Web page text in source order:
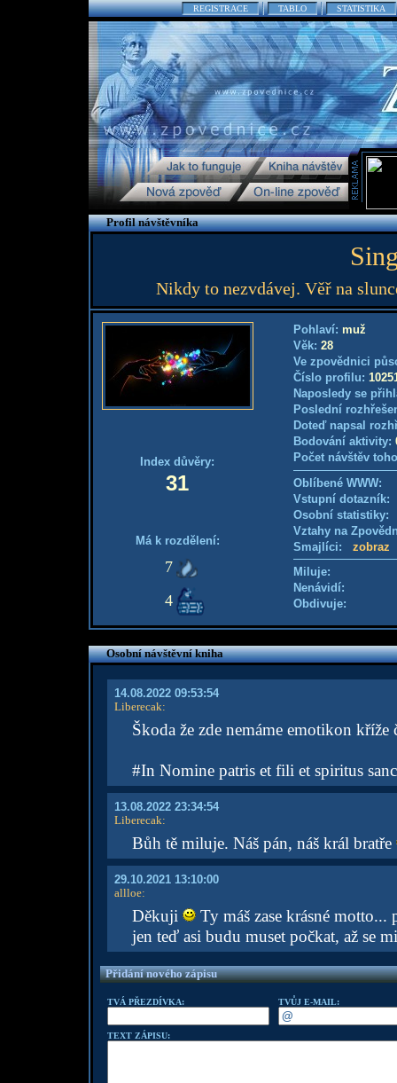
REGISTRACE TABLO STATISTIKA
Profil návštěvníka
Nikdy to nezvdávej. Věř na
Index důvěry:
31
Má k rozdělení:
7
4
Pohlaví: muž
Věk: 28
Ve zpovědnici
Číslo profilu:
Naposledy se
Poslední
Doteď napsal
Bodování aktivity:
Počet návštěv
Oblíbené WWW:
Vstupní
Osobní
Vztahy na
Smajlíci: zobraz
Miluje:
Nenávidí:
Obdivuje:
Osobní návštěvní kniha
14.08.2022 09:53:54
Liberecak:
Škoda že zde nemáme emotikon kříže
#In Nomine patris et fili et spiritus
13.08.2022 23:34:54
Liberecak:
Bůh tě miluje. Náš pán, náš král bratře
29.10.2021 13:10:00
allloe:
Děkuji
Ty máš zase krásné
jen teď asi budu muset počkat, až se
Přidání nového zápisu
TVÁ PŘEZDÍVKA: TVŮJ E-MAIL:
TEXT ZÁPISU: